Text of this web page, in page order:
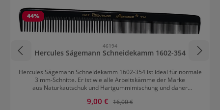
44%
46194
Hercules Sägemann Schneidekamm 1602-354
Hercules Sägemann Schneidekamm 1602-354 ist ideal für normale
3 mm-Schnitte. Er ist wie alle Arbeitskämme der Marke
aus Naturkautschuk und Hartgummimischung und daher
Handbearbeitung, Hochglanzpolierung, die technisch hochwertigen
Verkaufspreis:
9,00 € Regulärer Preis:
16,00 €